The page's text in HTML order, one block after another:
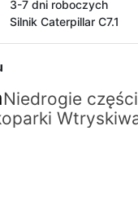
3-7 dni roboczych
Silnik Caterpillar C7.1
Niedrogie